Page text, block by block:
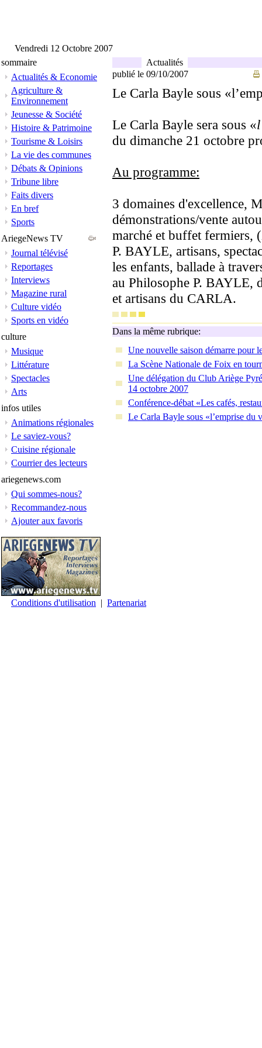
Vendredi 12 Octobre 2007
sommaire
Actualités & Economie
Agriculture &
Environnement
Jeunesse & Société
Histoire & Patrimoine
Tourisme & Loisirs
La vie des communes
Débats & Opinions
Tribune libre
Faits divers
En bref
Sports
AriegeNews TV
Journal télévisé
Reportages
Interviews
Magazine rural
Culture vidéo
Sports en vidéo
culture
Musique
Littérature
Spectacles
Arts
infos utiles
Animations régionales
Le saviez-vous?
Cuisine régionale
Courrier des lecteurs
ariegenews.com
Qui sommes-nous?
Recommandez-nous
Ajouter aux favoris
Actualités
publié le 09/10/2007
Le Carla Bayle sous
Le Carla Bayle sera sous «
du dimanche 21 octobre
Au programme:
3 domaines d'excellence,
démonstrations/vente
marché et buffet fermiers,
P. BAYLE, artisans,
les enfants, ballade à
au Philosophe P. BAYLE,
et artisans du CARLA.
Dans la même rubrique:
Une nouvelle saison démarre pour
La Scène Nationale de Foix en
Une délégation du Club Ariège
14 octobre 2007
Conférence-débat «Les cafés,
Le Carla Bayle sous «l’emprise du
Conditions d'utilisation | Partenariat